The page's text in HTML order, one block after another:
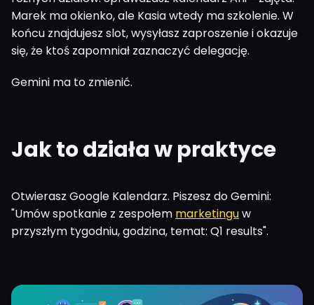
Marek ma okienko, ale Kasia wtedy ma szkolenie. W
końcu znajdujesz slot, wysyłasz zaproszenie i okazuje
się, że ktoś zapomniał zaznaczyć delegację.
Gemini ma to zmienić.
Jak to działa w praktyce
Otwierasz Google Kalendarz. Piszesz do Gemini:
"Umów spotkanie z zespołem marketinguw
przyszłym tygodniu, godzina, temat: Q1 results".